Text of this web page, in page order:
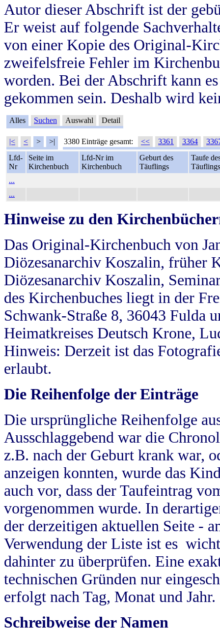
Autor dieser Abschrift ist der
Er weist auf folgende
von einer Kopie des Original-
zweifelsfreie Fehler im
worden. Bei der Abschrift kann
gekommen sein. Deshalb wird
Alles Suchen Auswahl Detail
|< < > >| 3380 Einträge gesamt: << 3361 3364
Lfd-
Nr
Seite im
Kirchenbuch
Lfd-Nr im
Kirchenbuch
Geburt des
Täuflings
Taufe
Täuflings
...
...
Hinweise zu den
Das Original-Kirchenbuch von
Diözesanarchiv Koszalin, früher
Diözesanarchiv Koszalin,
des Kirchenbuches liegt in der
Schwank-Straße 8, 36043 Fulda
Heimatkreises Deutsch Krone,
Hinweis: Derzeit ist das
erlaubt.
Die Reihenfolge der Einträge
Die ursprüngliche Reihenfolge
Ausschlaggebend war die
z.B. nach der Geburt krank war,
anzeigen konnten, wurde das
auch vor, dass der Taufeintrag
vorgenommen wurde. In
der derzeitigen aktuellen Seite -
Verwendung der Liste ist es
dahinter zu überprüfen. Eine
technischen Gründen nur
erfolgt nach Tag, Monat und Jahr.
Schreibweise der Namen